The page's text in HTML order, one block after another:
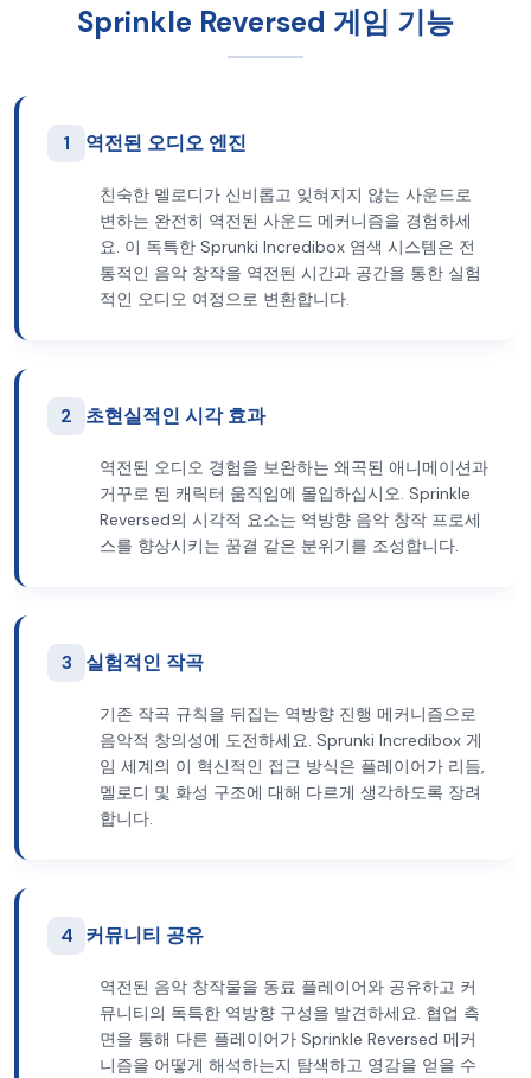
Sprinkle Reversed 게임 기능
1 역전된 오디오 엔진
친숙한 멜로디가 신비롭고 잊혀지지 않는 사운드로
변하는 완전히 역전된 사운드 메커니즘을 경험하세
요. 이 독특한 Sprunki Incredibox 염색 시스템은 전
통적인 음악 창작을 역전된 시간과 공간을 통한 실험
적인 오디오 여정으로 변환합니다.
2 초현실적인 시각 효과
역전된 오디오 경험을 보완하는 왜곡된 애니메이션과
거꾸로 된 캐릭터 움직임에 몰입하십시오. Sprinkle
Reversed의 시각적 요소는 역방향 음악 창작 프로세
스를 향상시키는 꿈결 같은 분위기를 조성합니다.
3 실험적인 작곡
기존 작곡 규칙을 뒤집는 역방향 진행 메커니즘으로
음악적 창의성에 도전하세요. Sprunki Incredibox 게
임 세계의 이 혁신적인 접근 방식은 플레이어가 리듬,
멜로디 및 화성 구조에 대해 다르게 생각하도록 장려
합니다.
4 커뮤니티 공유
역전된 음악 창작물을 동료 플레이어와 공유하고 커
뮤니티의 독특한 역방향 구성을 발견하세요. 협업 측
면을 통해 다른 플레이어가 Sprinkle Reversed 메커
니즘을 어떻게 해석하는지 탐색하고 영감을 얻을 수